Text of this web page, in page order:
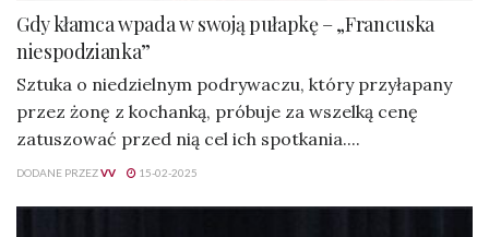
Gdy kłamca wpada w swoją pułapkę – „Francuska
niespodzianka”
Sztuka o niedzielnym podrywaczu, który przyłapany
przez żonę z kochanką, próbuje za wszelką cenę
zatuszować przed nią cel ich spotkania....
DODANE PRZEZVV 15-02-2025